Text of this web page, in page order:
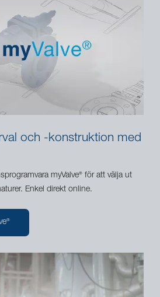
och -konstruktion med
myValve® för att välja ut
Enkel direkt online.
®